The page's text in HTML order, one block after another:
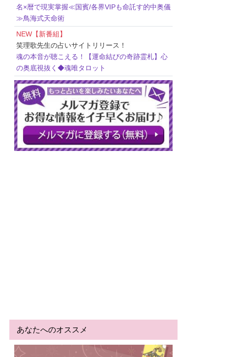
名×暦で現実掌握≪国賓/各界VIPも命託す的中奥儀
≫鳥海式天命術
NEW【新番組】
笑理歌先生の占いサイトリリース！
魂の本音が聴こえる！【運命結びの奇跡霊札】心
の奥底視抜く◆魂唯タロット
あなたへのオススメ